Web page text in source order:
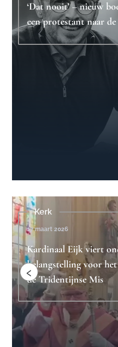
‘Dat nooit’ – nieuw
een protestant naar
4 februari 2023
"toxische
‹